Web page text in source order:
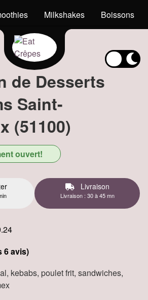
Milkshakes Boissons
de Desserts
Saint-
(51100)
ouvert!
Livraison
Livraison : 30 à 45 mn
6 avis)
kebabs, poulet frit, sandwiches,